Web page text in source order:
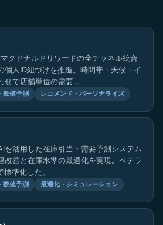
クドナルドリワードの全チャネル統合
個人ID紐づけを推進。時間帯・天候・イ
せで店舗単位の需要…
数値予測 レコメンド・パーソナライズ
を活用した在庫引当・需要予測システム
改善と在庫水準の最適化を実現。ベテラ
準化した。
数値予測 最適化・シミュレーション